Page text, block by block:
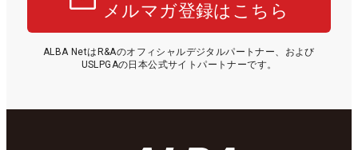
メルマガ登録はこちら
ALBA NetはR&Aのオフィシャルデジタルパートナー、および
USLPGAの日本公式サイトパートナーです。